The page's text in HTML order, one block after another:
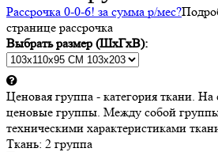
Рассрочка 0-0-6! засуммар/мес?
странице рассрочка
Выбрать размер (ШхГхВ):
Ценовая группа - категория ткани. На
ценовые группы. Между собой группы
техническими характеристиками
Ткань:2 группа